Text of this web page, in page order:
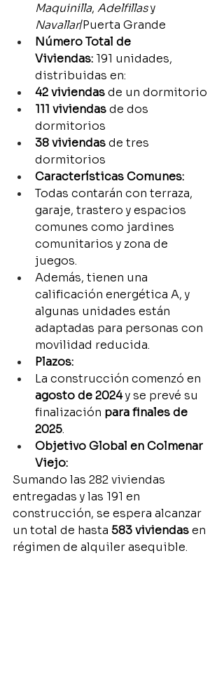
Maquinilla, Adelfillas y
Navallar/Puerta Grande
Número Total de
Viviendas: 191 unidades,
distribuidas en:
42 viviendas de un dormitorio
111 viviendas de dos
dormitorios
38 viviendas de tres
dormitorios
Características Comunes:
Todas contarán con terraza,
garaje, trastero y espacios
comunes como jardines
comunitarios y zona de
juegos.
Además, tienen una
calificación energética A, y
algunas unidades están
adaptadas para personas con
movilidad reducida.
Plazos:
La construcción comenzó en
agosto de 2024 y se prevé su
finalización para finales de
2025.
Objetivo Global en Colmenar
Viejo:
Sumando las 282 viviendas
entregadas y las 191 en
construcción, se espera alcanzar
un total de hasta 583 viviendas en
régimen de alquiler asequible.